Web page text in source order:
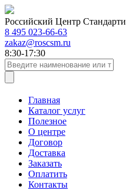
Российский Центр
8 495 023-66-63
zakaz@roscsm.ru
8:30-17:30
Главная
Каталог услуг
Полезное
О центре
Договор
Доставка
Заказать
Оплатить
Контакты